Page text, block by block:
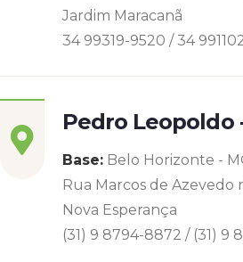
Jardim Maracanã
34 99319-9520 / 34
Pedro Leopoldo
Base: Belo Horizonte -
Rua Marcos de Azevedo
Nova Esperança
(31) 9 8794-8872 / (31) 9